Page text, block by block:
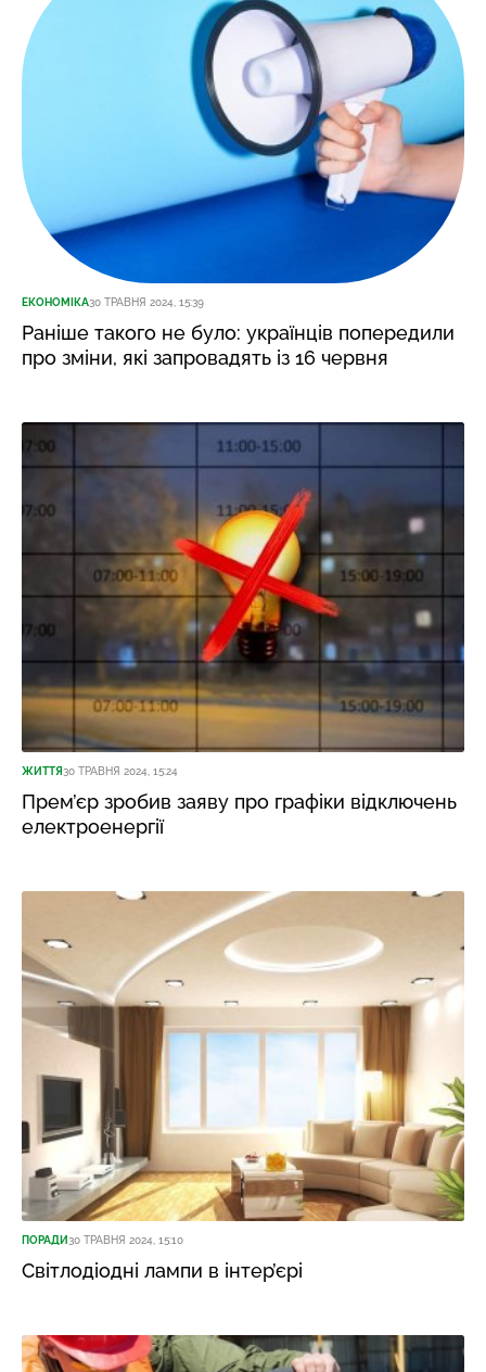
ЕКОНОМІКА30 ТРАВНЯ 2024, 15:39
Раніше такого не було: українців попередили
про зміни, які запровадять із 16 червня
ЖИТТЯ30 ТРАВНЯ 2024, 15:24
Прем’єр зробив заяву про графіки відключень
електроенергії
ПОРАДИ30 ТРАВНЯ 2024, 15:10
Світлодіодні лампи в інтер’єрі